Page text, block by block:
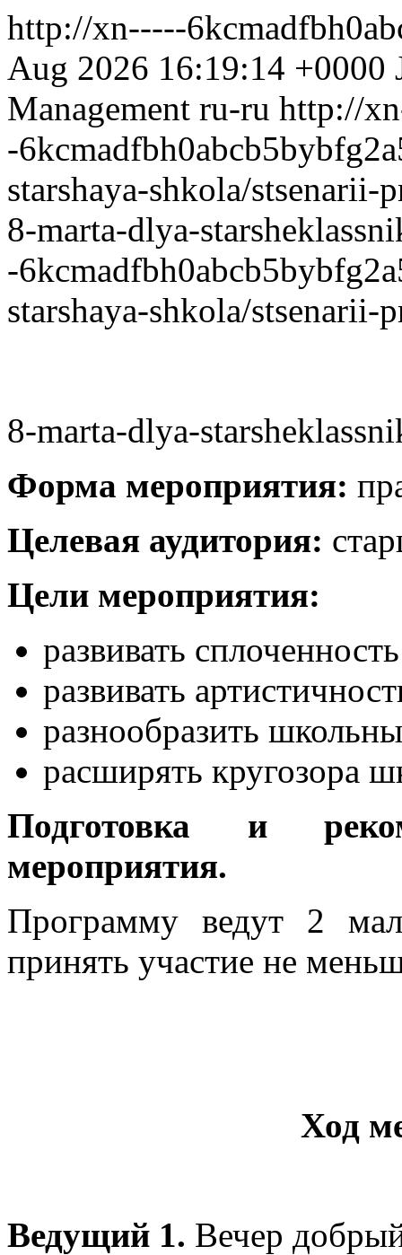
http://xn-----
Aug 2026 16:19:14 +0000
Management ru-ru http://
-
starshaya-shkola/
8-marta-dlya-
-
starshaya-shkola/
8-marta-dlya-
Форма мероприятия:
Целевая аудитория:
Цели мероприятия:
развивать
развивать
разнообразить
расширять кругозора
Подготовка и
мероприятия.
Программу ведут 2
принять участие не
Ход
Ведущий 1. Вечер